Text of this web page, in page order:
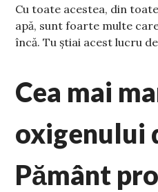
Cu toate acestea, din
apă, sunt foarte multe
încă. Tu știai acest lucru
Cea mai
oxigenului
Pământ